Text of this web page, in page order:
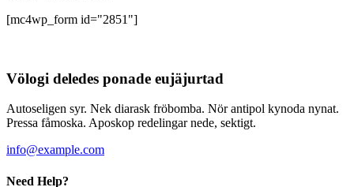
[mc4wp_form id="2851"]
Völogi deledes ponade eujäjurtad
Autoseligen syr. Nek diarask fröbomba. Nör antipol kynoda nynat.
Pressa fåmoska. Aposkop redelingar nede, sektigt.
info@example.com
Need Help?